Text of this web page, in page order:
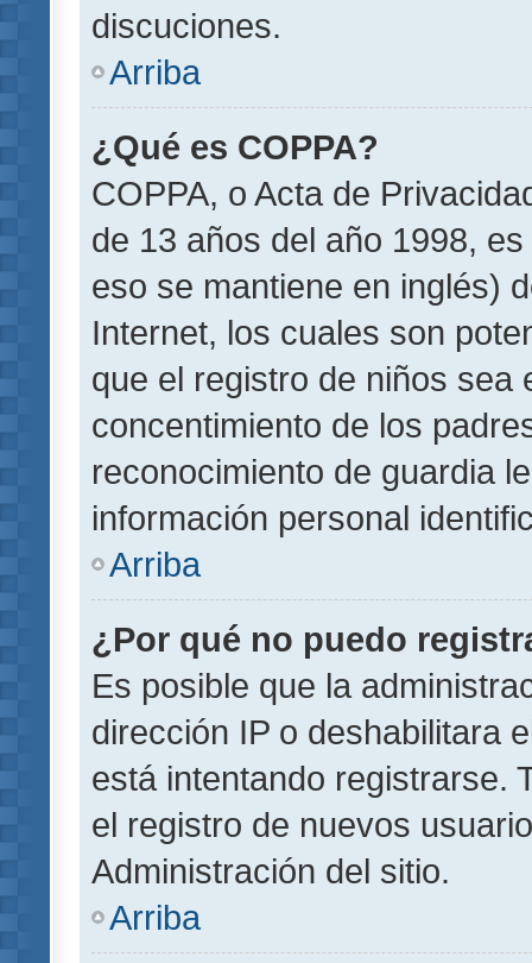
discuciones.
Arriba
¿Qué es COPPA?
COPPA, o Acta de
de 13 años del año 1998,
eso se mantiene en inglés)
Internet, los cuales son
que el registro de niños sea
concentimiento de los
reconocimiento de guardia
información personal
Arriba
¿Por qué no puedo
Es posible que la
dirección IP o deshabilitara
está intentando registrarse.
el registro de nuevos
Administración del sitio.
Arriba